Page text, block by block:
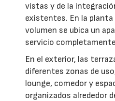
vistas y de la
existentes. En la
volumen se ubica un
servicio
En el exterior, las
diferentes zonas de
lounge, comedor y
organizados alrededor